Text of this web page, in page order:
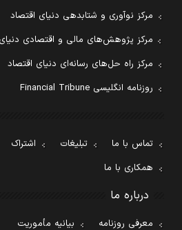
مرکز نوآوری و شتابدهی دنیای اقتصاد
مرکز پژوهش‌های مالی و اقتصادی
مرکز راه حل‌های رسانه‌ای دنیای اقتصاد
روزنامه انگلیسی Financial Tribune
تماس با ما تبلیغات اشتراک
همکاری با ما
درباره ما
معرفی روزنامه بیانیه مأموریت